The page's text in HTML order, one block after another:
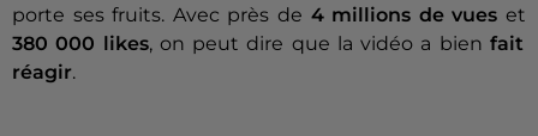
porte ses fruits. Avec près de 4 millions de vues et
380 000 likes, on peut dire que la vidéo a bien fait
réagir.